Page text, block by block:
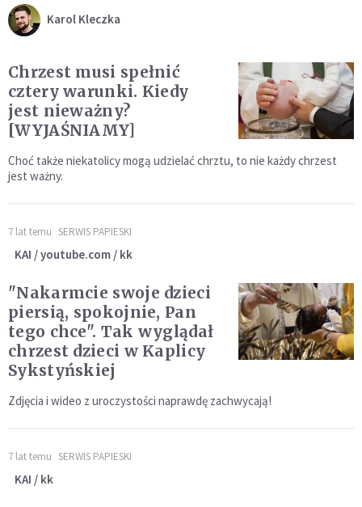
Karol Kleczka
Chrzest musi spełnić
cztery warunki. Kiedy
jest nieważny?
[WYJAŚNIAMY]
Choć także niekatolicy mogą udzielać chrztu, to nie każdy chrzest
jest ważny.
7 lat temu SERWIS PAPIESKI
KAI / youtube.com / kk
"Nakarmcie swoje dzieci
piersią, spokojnie, Pan
tego chce". Tak wyglądał
chrzest dzieci w Kaplicy
Sykstyńskiej
Zdjęcia i wideo z uroczystości naprawdę zachwycają!
7 lat temu SERWIS PAPIESKI
KAI / kk